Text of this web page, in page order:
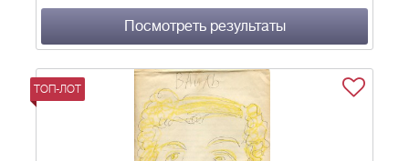
Посмотреть результаты
ТОП-ЛОТ